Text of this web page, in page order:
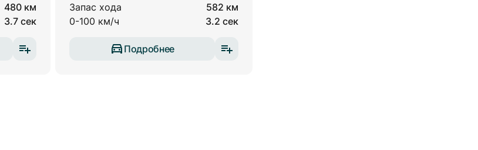
480 км
3.7 сек
Запас хода
582 км
0-100 км/ч
3.2 сек
Подробнее